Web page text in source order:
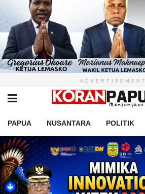
ADVERTISEMENT
PAPUA NUSANTARA POLITIK